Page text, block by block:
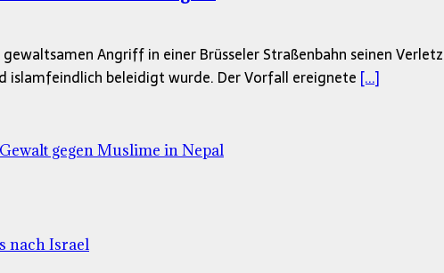
Angriff in einer Brüsseler Straßenbahn seinen
islamfeindlich beleidigt wurde. Der Vorfall ereignete [...]
gegen Muslime in Nepal
nach Israel